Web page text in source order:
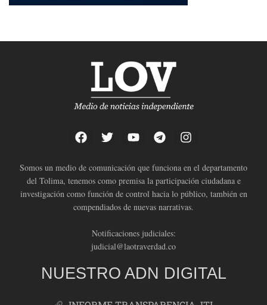
Somos un medio de comunicación que funciona en el departamento
del Tolima, tenemos como premisa la participación ciudadana e
investigación como función de control hacia lo público, también en
compendiados de nuevas narrativas.
Notificaciones judiciales:
judicial@laotraverdad.co
NUESTRO ADN DIGITAL